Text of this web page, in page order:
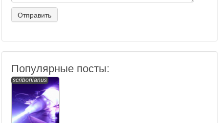
Популярные посты:
scribonianus